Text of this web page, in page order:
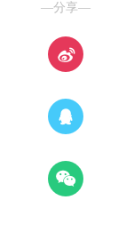
—分享—